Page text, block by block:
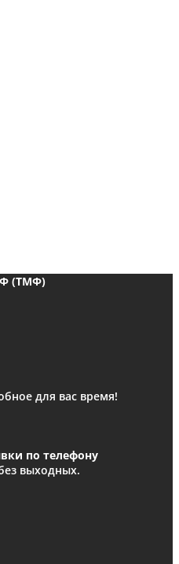
(ТМФ)
для вас время!
по телефону
выходных.